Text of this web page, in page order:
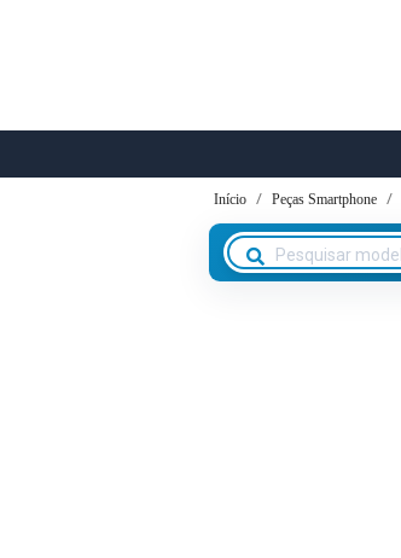
Início Peças Smartphone